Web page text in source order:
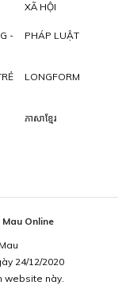
XÃ HỘI
-
PHÁP LUẬT
LONGFORM
ភាសាខ្មែរ
Online
24/12/2020
website này.